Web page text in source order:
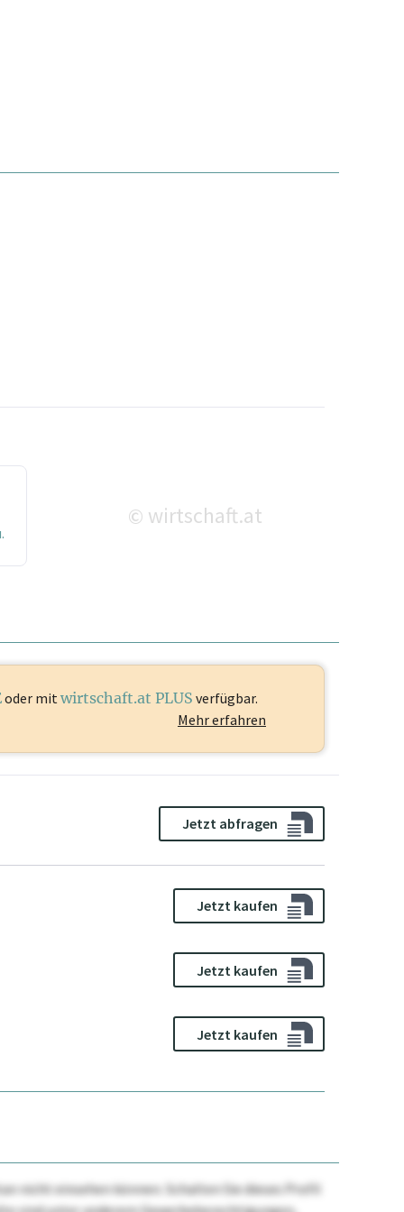
© wirtschaft.at
oder mit wirtschaft.at PLUS verfügbar.
Mehr erfahren
Jetzt abfragen
Jetzt kaufen
Jetzt kaufen
Jetzt kaufen
nicht einsehen können. Schalten Sie dieses Profil